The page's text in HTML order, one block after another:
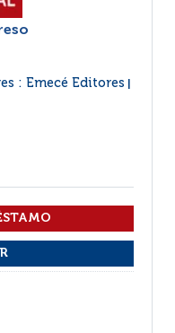
: Emecé Editores